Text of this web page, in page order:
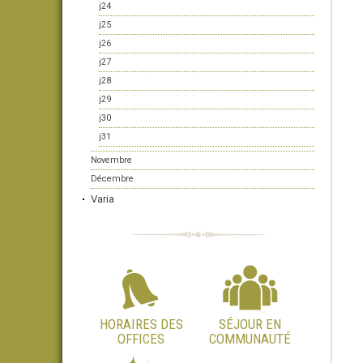
j24
j25
j26
j27
j28
j29
j30
j31
Novembre
Décembre
Varia
HORAIRES DES
OFFICES
SÉJOUR EN
COMMUNAUTÉ